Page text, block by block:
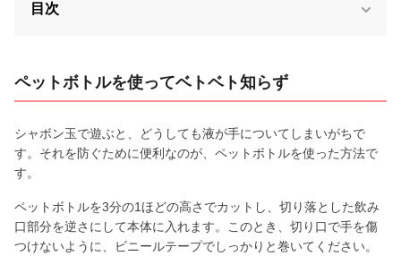
目次
ペットボトルを使ってベトベト知らず
シャボン玉で遊ぶと、どうしても液が手についてしまいがちで
す。それを防ぐために便利なのが、ペットボトルを使った方法で
す。
ペットボトルを3分の1ほどの高さでカットし、切り落とした飲み
口部分を逆さにして本体に入れます。このとき、切り口で手を傷
つけないように、ビニールテープでしっかりと巻いてください。